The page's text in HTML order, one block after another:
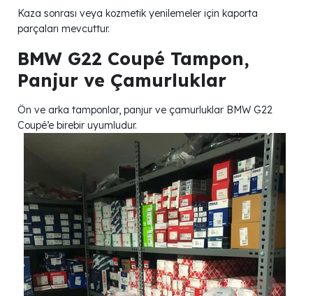
Kaza sonrası veya kozmetik yenilemeler için kaporta
parçaları mevcuttur.
BMW G22 Coupé Tampon,
Panjur ve Çamurluklar
Ön ve arka tamponlar, panjur ve çamurluklar BMW G22
Coupé’e birebir uyumludur.